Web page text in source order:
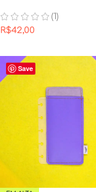
(1)
R$42,00
Save